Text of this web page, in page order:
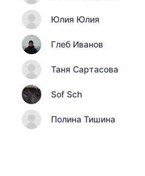
Юлия Юлия
Глеб Иванов
Таня Сартасова
Sof Sch
Полина Тишина